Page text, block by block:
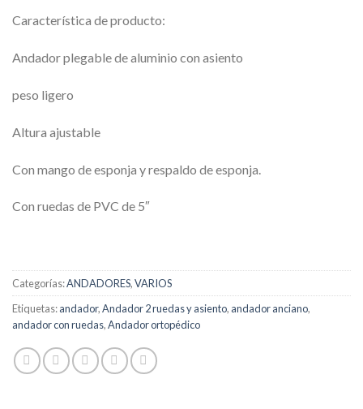
Característica de producto:
Andador plegable de aluminio con asiento
peso ligero
Altura ajustable
Con mango de esponja y respaldo de esponja.
Con ruedas de PVC de 5″
Categorías:ANDADORES,VARIOS
Etiquetas:andador,Andador 2 ruedas y asiento, andador anciano,
andador con ruedas,Andador ortopédico